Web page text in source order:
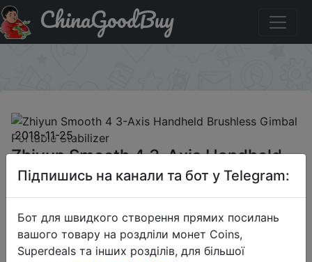
Придбати по акціи Zhiyun Smooth 4 3-Axis Handheld
Brushless Gimbal Portable Stabilizer
ChinaGoodBuy
2018-11-25
Zhiyun Smooth 4 3-Axis Handheld
Brushless Gimbal Portable Stabilizer
$87.99
Підпишись на канали та бот у Telegram:
Бот для швидкого створення прямих посилань
вашого товару на роздліли монет Coins,
Superdeals та інших розділів, для більшої